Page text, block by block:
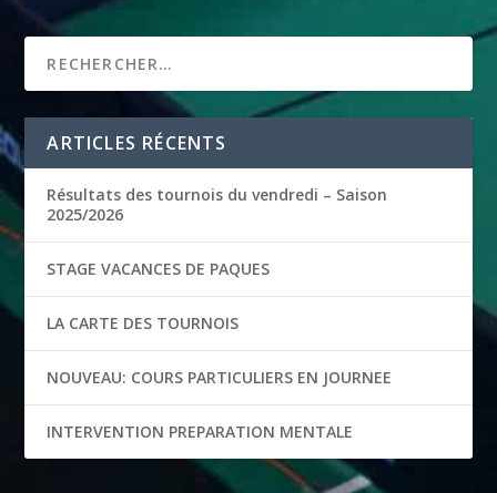
ARTICLES RÉCENTS
Résultats des tournois du vendredi – Saison
2025/2026
STAGE VACANCES DE PAQUES
LA CARTE DES TOURNOIS
NOUVEAU: COURS PARTICULIERS EN JOURNEE
INTERVENTION PREPARATION MENTALE